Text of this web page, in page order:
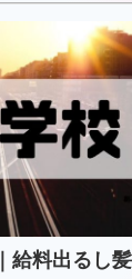
給料出るし